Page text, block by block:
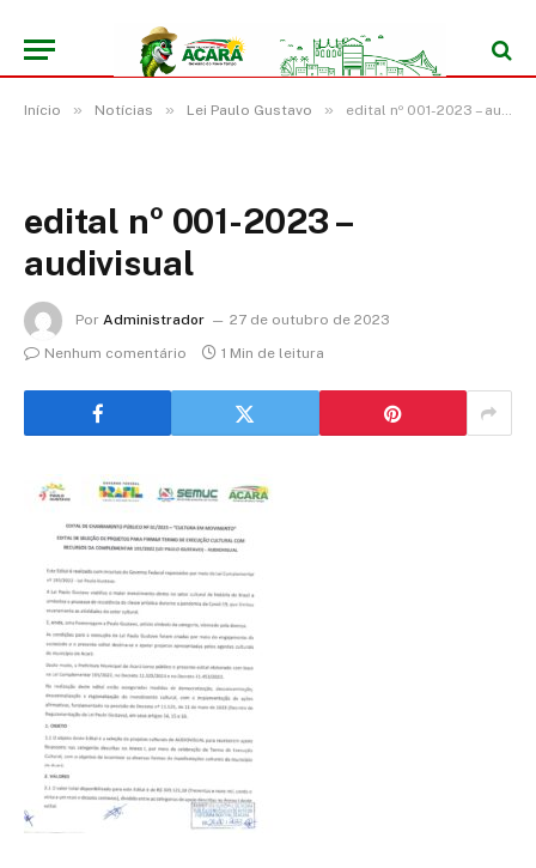
Início » Notícias » Lei Paulo Gustavo » edital nº 001-2023 – audivisual
edital nº 001-2023 –
audivisual
Por Administrador
27 de outubro de 2023
Nenhum comentário
1 Min de leitura